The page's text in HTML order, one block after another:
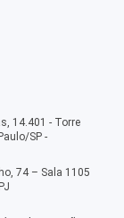
14.401 - Torre
SP -
74 – Sala 1105